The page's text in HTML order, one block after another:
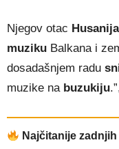
Njegov otac Husanija
muziku Balkana i
dosadašnjem radu
muzike nabuzukiju
Najčitanije